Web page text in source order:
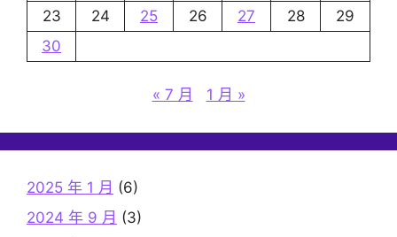
23
24 25 26 27 28
29
30
« 7 月 1 月 »
2025 年 1 月 (6)
2024 年 9 月 (3)